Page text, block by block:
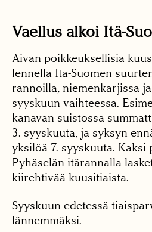
Vaellus alkoi Itä-
Aivan poikkeuksellisia
lennellä Itä-Suomen
rannoilla, niemenkärjissä
syyskuun vaihteessa.
kanavan suistossa
3. syyskuuta, ja syksyn
yksilöä 7. syyskuuta. Kaksi
Pyhäselän itärannalla
kiirehtivää kuusitiaista.
Syyskuun edetessä
lännemmäksi.